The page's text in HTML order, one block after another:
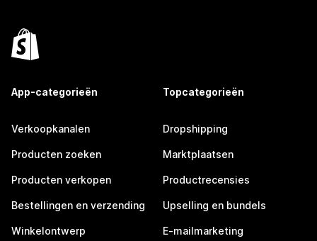
App-categorieën
Verkoopkanalen
Producten zoeken
Producten verkopen
Bestellingen en verzending
Winkelontwerp
Topcategorieën
Dropshipping
Marktplaatsen
Productrecensies
Upselling en bundels
E-mailmarketing